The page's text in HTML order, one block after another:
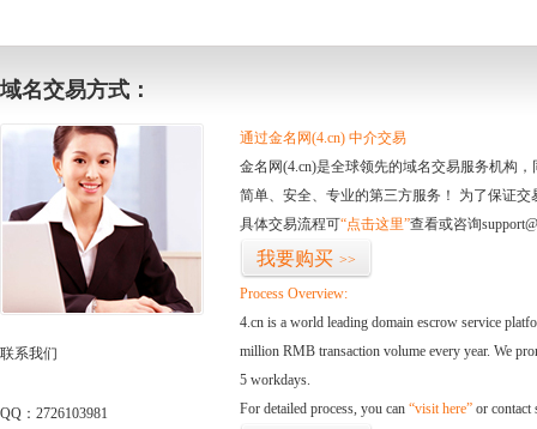
域名交易方式：
联系我们
QQ：2726103981
通过金名网(4.cn) 中介交易
金名网(4.cn)是全球领先的域名交易服务机构
简单、安全、专业的第三方服务！ 为了保证
具体交易流程可“点击这里”查看或咨询
我要购买 >>
Process Overview:
4.cn is a world leading domain escrow service
million RMB transaction volume every year. We
5 workdays.
For detailed process, you can “visit here” or contact